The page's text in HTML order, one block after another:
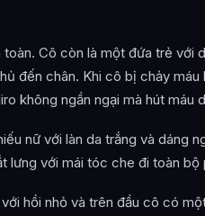
Cô còn là một đứa trẻ với
đến chân. Khi cô bị chảy
không ngần ngại mà hút máu
nữ với làn da trắng và dáng
lưng với mái tóc che đi toàn bộ
hồi nhỏ và trên đầu cô có